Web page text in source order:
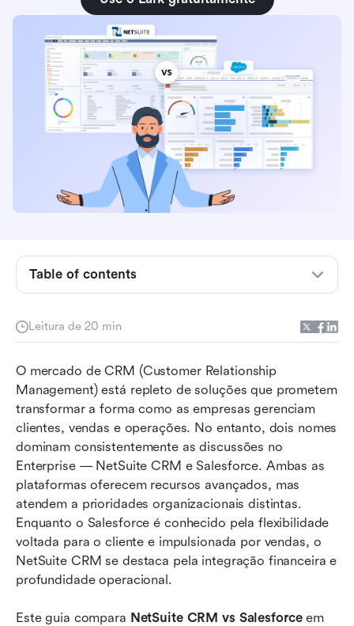
Leitura de 20 min
O mercado de CRM (Customer Relationship
Management) está repleto de soluções que prometem
transformar a forma como as empresas gerenciam
clientes, vendas e operações. No entanto, dois nomes
dominam consistentemente as discussões no
Enterprise — NetSuite CRM e Salesforce. Ambas as
plataformas oferecem recursos avançados, mas
atendem a prioridades organizacionais distintas.
Enquanto o Salesforce é conhecido pela flexibilidade
voltada para o cliente e impulsionada por vendas, o
NetSuite CRM se destaca pela integração financeira e
profundidade operacional.
Este guia compara NetSuite CRM vs Salesforce em
Table of contents
Visão geral: NetSuite CRM e Salesforce em
Comparação de recursos: NetSuite CRM vs
Salesforce
Forças e limitações de cada plataforma
Alternativa: Como o Lark oferece um espaço de
trabalho de CRM mais simples e conectado
Resumo de comparação: NetSuite vs Salesforce
vs Lark
Conclusão
Perguntas frequentes
Leitura relacionada